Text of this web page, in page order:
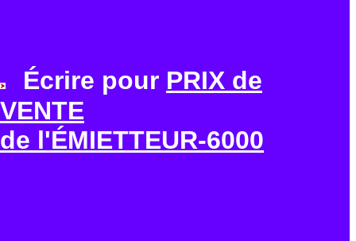
Écrire pour PRIX de
VENTE
de l'ÉMIETTEUR-6000